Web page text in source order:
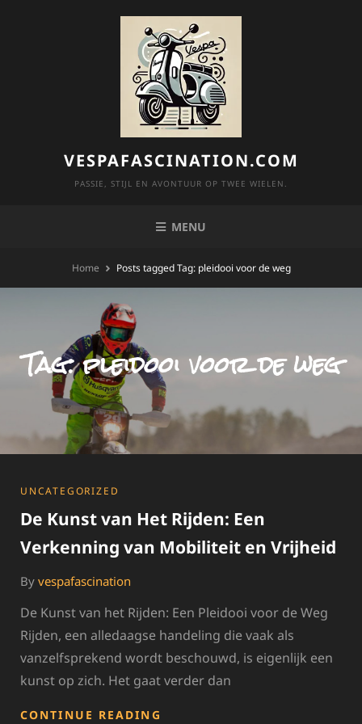
VESPAFASCINATION.COM
PASSIE, STIJL EN AVONTUUR OP TWEE WIELEN.
MENU
Home Posts taggedTag: pleidooi voor de weg
Tag:pleidooi voor de weg
CATEGORIES
UNCATEGORIZED
De Kunst van Het Rijden: Een
Verkenning van Mobiliteit en Vrijheid
By vespafascination
De Kunst van het Rijden: Een Pleidooi voor de Weg
Rijden, een alledaagse handeling die vaak als
vanzelfsprekend wordt beschouwd, is eigenlijk een
kunst op zich. Het gaat verder dan
CONTINUE READING